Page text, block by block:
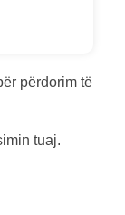
përdorim të
tuaj.